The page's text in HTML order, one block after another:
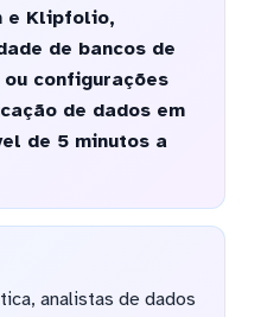
e Klipfolio,
de bancos de
configurações
de dados em
de 5 minutos a
analistas de dados